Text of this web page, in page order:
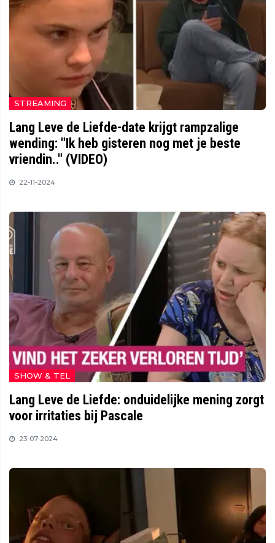
STREAMING
Lang Leve de Liefde-date krijgt rampzalige
wending: "Ik heb gisteren nog met je beste
vriendin.." (VIDEO)
22-11-2024
SHOW & TEL
Lang Leve de Liefde: onduidelijke mening zorgt
voor irritaties bij Pascale
23-07-2024